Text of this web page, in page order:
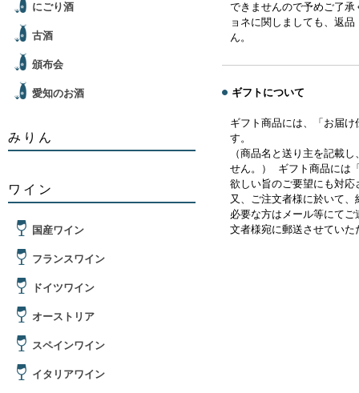
にごり酒
古酒
頒布会
愛知のお酒
みりん
ワイン
国産ワイン
フランスワイン
ドイツワイン
オーストリア
スペインワイン
イタリアワイン
できませんので予めご了
ョネに関しましても、返
ん。
ギフトについて
ギフト商品には、「お届
す。
（商品名と送り主を記載
せん。） ギフト商品には
欲しい旨のご要望にも対応
又、ご注文者様に於いて
必要な方はメール等にて
文者様宛に郵送させていた